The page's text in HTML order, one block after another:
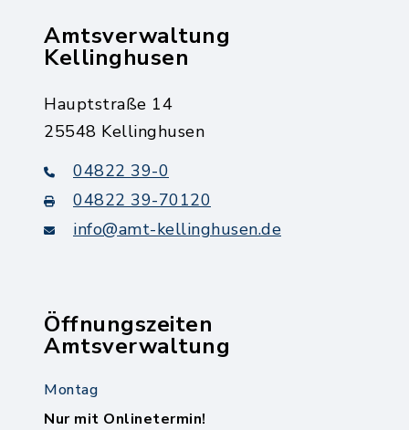
Amtsverwaltung
Kellinghusen
Hauptstraße 14
25548 Kellinghusen
04822 39-0
04822 39-70120
info@amt-kellinghusen.de
Öffnungszeiten
Amtsverwaltung
Montag
Nur mit Onlinetermin!